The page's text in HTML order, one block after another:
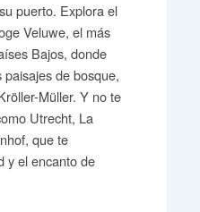
puerto. Explora el
Veluwe, el más
Bajos, donde
de bosque,
Müller. Y no te
Utrecht, La
que te
y el encanto de